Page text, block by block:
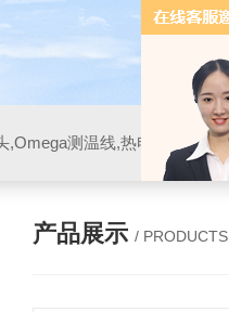
产品展示 / PRODUCTS